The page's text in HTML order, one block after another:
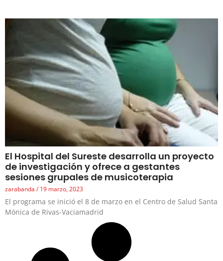
El Hospital del Sureste desarrolla un proyecto
de investigación y ofrece a gestantes
sesiones grupales de musicoterapia
zarabanda 19 marzo, 2023
El programa se inició el 8 de marzo en el Centro de Salud Santa
Mónica de Rivas-Vaciamadrid